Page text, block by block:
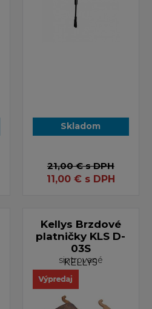
Skladom
21,00 €s DPH
11,00€ s DPH
Kellys Brzdové
platničky KLS D-
03S
sintrované
KELLYS